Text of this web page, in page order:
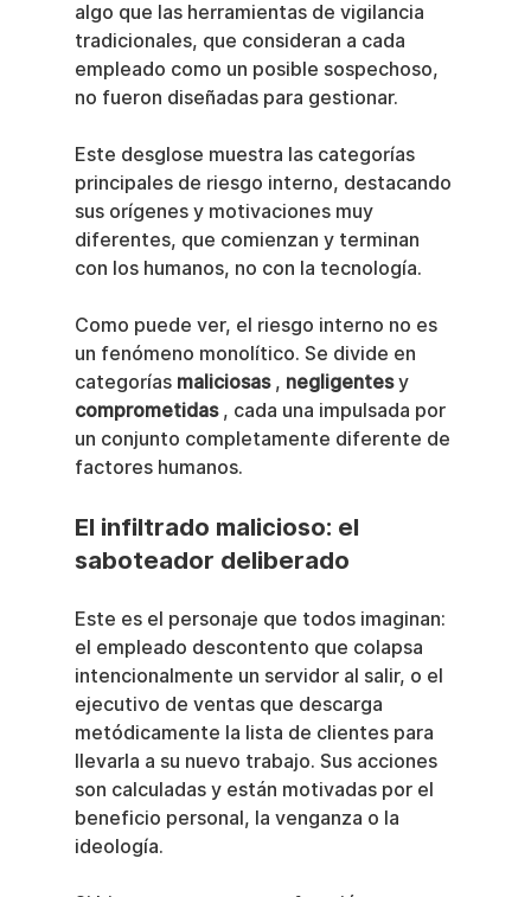
algo que las herramientas de vigilancia
tradicionales, que consideran a cada
empleado como un posible sospechoso,
no fueron diseñadas para gestionar.
Este desglose muestra las categorías
principales de riesgo interno, destacando
sus orígenes y motivaciones muy
diferentes, que comienzan y terminan
con los humanos, no con la tecnología.
Como puede ver, el riesgo interno no es
un fenómeno monolítico. Se divide en
categorías maliciosas , negligentes y
comprometidas , cada una impulsada por
un conjunto completamente diferente de
factores humanos.
El infiltrado malicioso: el
saboteador deliberado
Este es el personaje que todos imaginan:
el empleado descontento que colapsa
intencionalmente un servidor al salir, o el
ejecutivo de ventas que descarga
metódicamente la lista de clientes para
llevarla a su nuevo trabajo. Sus acciones
son calculadas y están motivadas por el
beneficio personal, la venganza o la
ideología.